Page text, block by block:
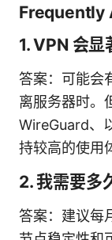
Frequently
1. VPN 会显
答案：可能会
离服务器时。
WireGuard、
持较高的使用
2. 我需要多
答案：建议每